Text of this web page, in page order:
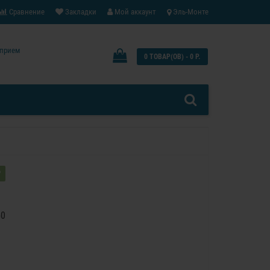
Эль-Монте
Мой аккаунт
Закладки
Сравнение
0 ТОВАР(ОВ) - 0 Р.